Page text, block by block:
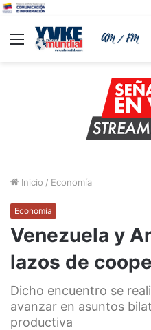
Menu
Inicio / Economía
Economía
Venezuela y
lazos de
Dicho encuentro se
avanzar en asuntos
productiva